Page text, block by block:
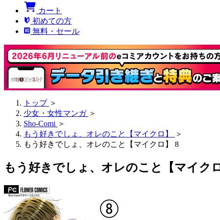
カート
初めての方
無料・セール
トップ ＞
少女・女性マンガ ＞
Sho-Comi ＞
もう好きでしょ、オレのこと【マイクロ】
＞
もう好きでしょ、オレのこと【マイクロ】 8
もう好きでしょ、オレのこと【マイク